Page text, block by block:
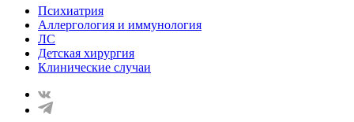
Психиатрия
Аллергология и иммунология
ЛС
Детская хирургия
Клинические случаи